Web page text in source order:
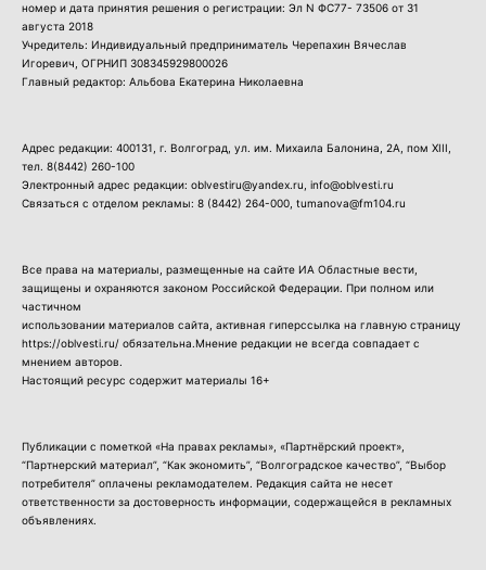
номер и дата принятия решения о регистрации: Эл N ФС77- 73506 от 31
августа 2018
Учредитель: Индивидуальный предприниматель Черепахин Вячеслав
Игоревич, ОГРНИП 308345929800026
Главный редактор: Альбова Екатерина Николаевна
Адрес редакции: 400131, г. Волгоград, ул. им. Михаила Балонина, 2А, пом XIII,
тел. 8(8442) 260-100
Электронный адрес редакции: oblvestiru@yandex.ru, info@oblvesti.ru
Связаться с отделом рекламы: 8 (8442) 264-000 , tumanova@fm104.ru
Все права на материалы, размещенные на сайте ИА Областные вести,
защищены и охраняются законом Российской Федерации. При полном или
частичном
использовании материалов сайта, активная гиперссылка на главную страницу
https://oblvesti.ru/ обязательна.Мнение редакции не всегда совпадает с
мнением авторов.
Настоящий ресурс содержит материалы 16+
Публикации с пометкой «На правах рекламы», «Партнёрский проект»,
“Партнерский материал”, “Как экономить”, “Волгоградское качество”, “Выбор
потребителя” оплачены рекламодателем. Редакция сайта не несет
ответственности за достоверность информации, содержащейся в рекламных
объявлениях.